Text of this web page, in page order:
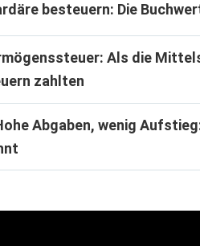
besteuern: Die
Als die
zahlten
Abgaben, wenig